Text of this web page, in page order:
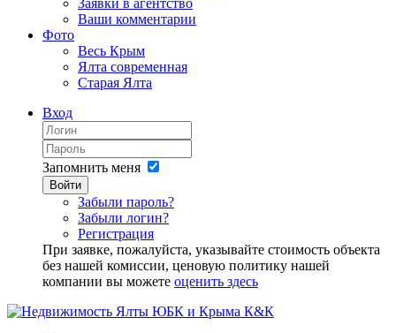
Заявки в агентство
Ваши комментарии
Фото
Весь Крым
Ялта современная
Старая Ялта
Вход
Запомнить меня
Войти
Забыли пароль?
Забыли логин?
Регистрация
При заявке, пожалуйста, указывайте стоимость объекта
без нашей комиссии, ценовую политику нашей
компании вы можете оценить здесь